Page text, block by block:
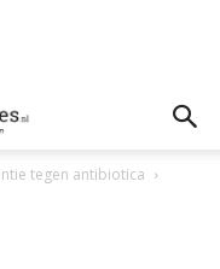
tegen antibiotica